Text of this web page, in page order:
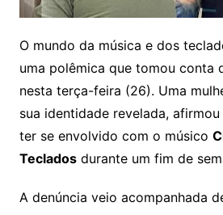
O mundo da música e dos
uma polêmica que tomou conta
nesta terça-feira (26). Uma
sua identidade revelada,
ter se envolvido com o músico
Tecladosdurante um fim de
A denúncia veio acompanhada